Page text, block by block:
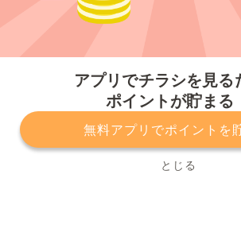
アプリでチラシを見る
ポイントが貯まる
無料アプリでポイントを
とじる
プライバシーポリシー 利用規約
サービスに関してのお問い合わせ